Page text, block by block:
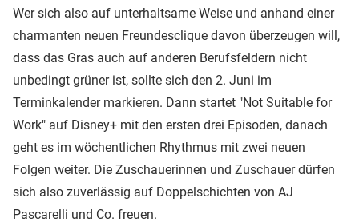
Wer sich also auf unterhaltsame Weise und anhand einer
charmanten neuen Freundesclique davon überzeugen will,
dass das Gras auch auf anderen Berufsfeldern nicht
unbedingt grüner ist, sollte sich den 2. Juni im
Terminkalender markieren. Dann startet "Not Suitable for
Work" auf Disney+ mit den ersten drei Episoden, danach
geht es im wöchentlichen Rhythmus mit zwei neuen
Folgen weiter. Die Zuschauerinnen und Zuschauer dürfen
sich also zuverlässig auf Doppelschichten von AJ
Pascarelli und Co. freuen.